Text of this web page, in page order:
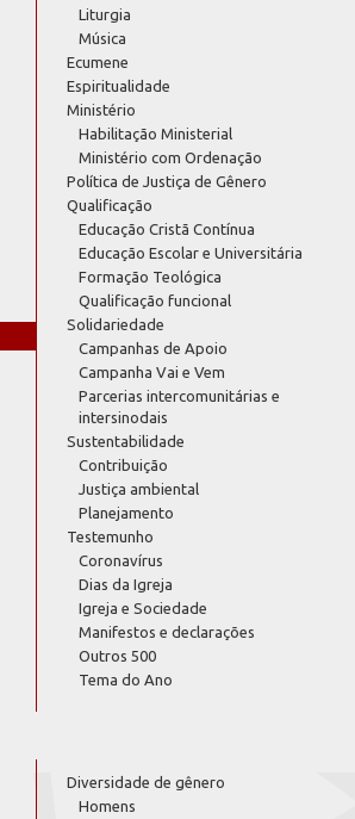
Liturgia
Música
Ecumene
Espiritualidade
Ministério
Habilitação Ministerial
Ministério com Ordenação
Política de Justiça de Gênero
Qualificação
Educação Cristã Contínua
Educação Escolar e Universitária
Formação Teológica
Qualificação funcional
Solidariedade
Campanhas de Apoio
Campanha Vai e Vem
Parcerias intercomunitárias e
intersinodais
Sustentabilidade
Contribuição
Justiça ambiental
Planejamento
Testemunho
Coronavírus
Dias da Igreja
Igreja e Sociedade
Manifestos e declarações
Outros 500
Tema do Ano
Diversidade de gênero
Homens